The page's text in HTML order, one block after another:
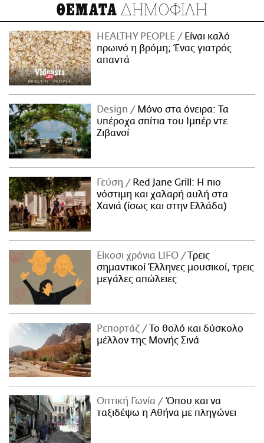
ΘΕΜΑΤΑ ΔΗΜΟΦΙΛΗ
HEALTHY PEOPLE
Είναι καλό
πρωινό η βρόμη; Ένας γιατρός
απαντά
Design
Μόνο στα όνειρα: Τα
υπέροχα σπίτια του Ιμπέρ ντε
Ζιβανσί
Γεύση
Red Jane Grill: Η πιο
νόστιμη και χαλαρή αυλή στα
Χανιά (ίσως και στην Ελλάδα)
Είκοσι χρόνια LIFO
Tρεις
σημαντικοί Έλληνες μουσικοί, τρεις
μεγάλες απώλειες
Ρεπορτάζ
Το θολό και δύσκολο
μέλλον της Μονής Σινά
Οπτική Γωνία
Όπου και να
ταξιδέψω η Αθήνα με πληγώνει